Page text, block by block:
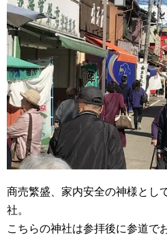
商売繁盛、家内安全の神様とし
社。
こちらの神社は参拝後に参道で